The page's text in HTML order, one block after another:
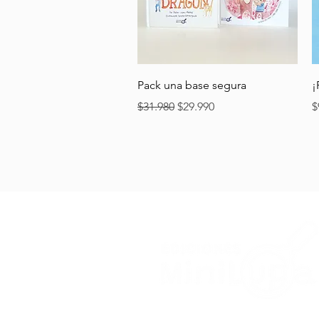
Vista rápida
Pack una base segura
Precio
$31.980 Precio de oferta
$29.990